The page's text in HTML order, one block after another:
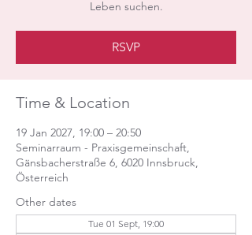
Leben suchen.
RSVP
Time & Location
19 Jan 2027, 19:00 – 20:50
Seminarraum - Praxisgemeinschaft,
Gänsbacherstraße 6, 6020 Innsbruck,
Österreich
Other dates
Tue 01 Sept, 19:00